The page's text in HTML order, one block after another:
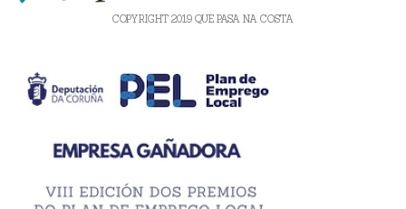
COPYRIGHT 2019 QUE PASA NA COSTA